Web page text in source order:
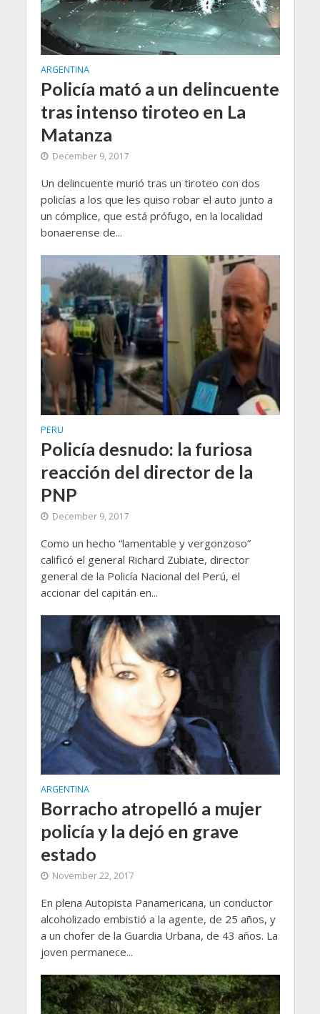
ARGENTINA
Policía mató a un delincuente
tras intenso tiroteo en La
Matanza
December 9, 2017
Un delincuente murió tras un tiroteo con dos
policías a los que les quiso robar el auto junto a
un cómplice, que está prófugo, en la localidad
bonaerense de...
PERU
Policía desnudo: la furiosa
reacción del director de la
PNP
December 9, 2017
Como un hecho “lamentable y vergonzoso”
calificó el general Richard Zubiate, director
general de la Policía Nacional del Perú, el
accionar del capitán en...
ARGENTINA
Borracho atropelló a mujer
policía y la dejó en grave
estado
November 22, 2017
En plena Autopista Panamericana, un conductor
alcoholizado embistió a la agente, de 25 años, y
a un chofer de la Guardia Urbana, de 43 años. La
joven permanece...